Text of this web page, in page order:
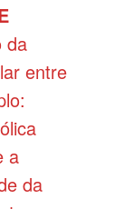
da
entre
a
da